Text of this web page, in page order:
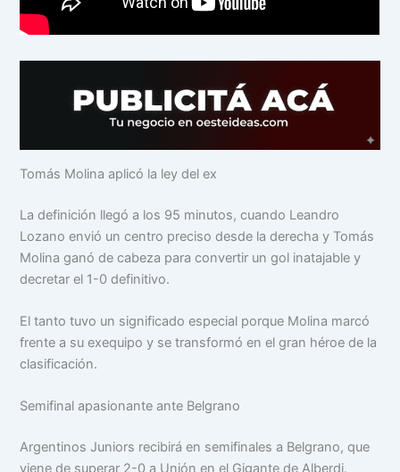
Tomás Molina aplicó la ley del ex
La definición llegó a los 95 minutos, cuando Leandro
Lozano envió un centro preciso desde la derecha y Tomás
Molina ganó de cabeza para convertir un gol inatajable y
decretar el 1-0 definitivo.
El tanto tuvo un significado especial porque Molina marcó
frente a su exequipo y se transformó en el gran héroe de la
clasificación.
Semifinal apasionante ante Belgrano
Argentinos Juniors recibirá en semifinales a Belgrano, que
viene de superar 2-0 a Unión en el Gigante de Alberdi.